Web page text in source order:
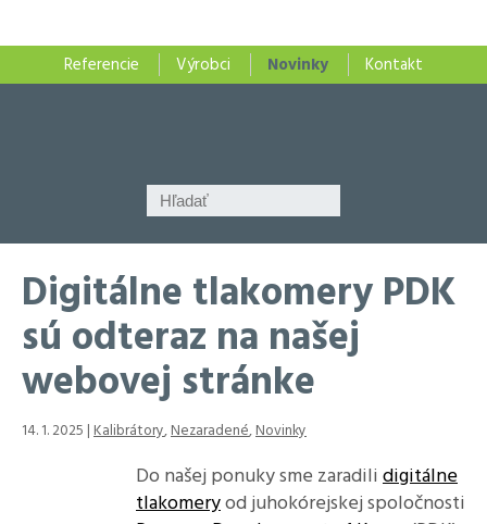
Referencie Výrobci Novinky Kontakt
Digitálne tlakomery PDK
sú odteraz na našej
webovej stránke
14. 1. 2025 |Kalibrátory,Nezaradené,Novinky
Do našej ponuky sme zaradilidigitálne
tlakomeryod juhokórejskej spoločnosti